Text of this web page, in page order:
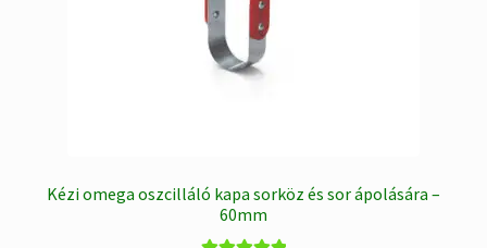
Kézi omega oszcilláló kapa sorköz és sor ápolására –
60mm